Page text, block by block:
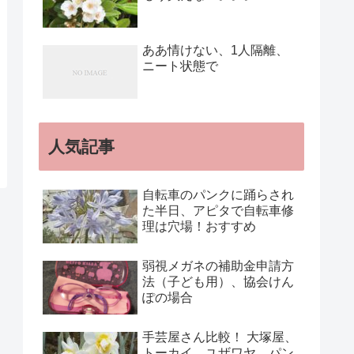
ああ情けない、1人隔離、
ニート状態で
人気記事
自転車のパンクに踊らされ
た半日、アピタで自転車修
理は穴場！おすすめ
弱視メガネの補助金申請方
法（子ども用）、協会けん
ぽの場合
手芸屋さん比較！ 大塚屋、